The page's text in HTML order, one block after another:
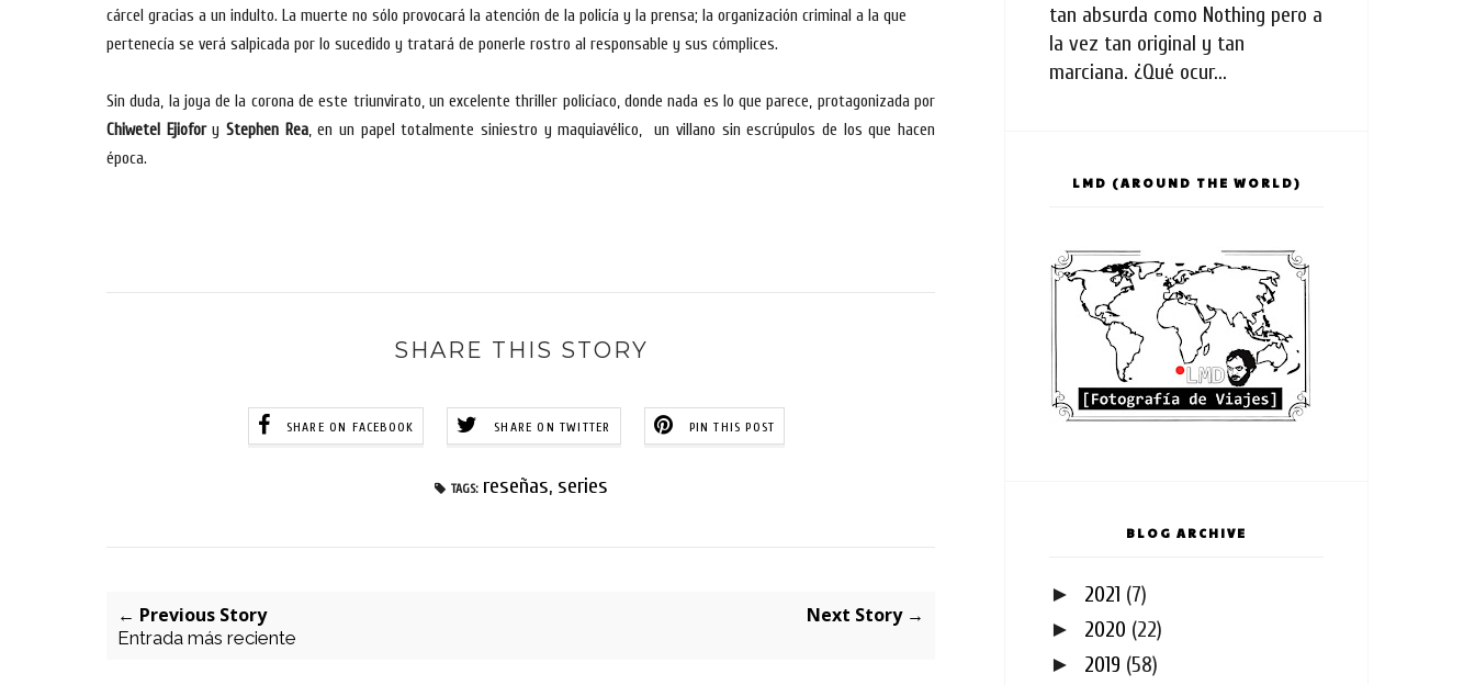
cárcel gracias a un indulto. La muerte no sólo provocará la atención de la policía y la prensa; la organización criminal a la que
pertenecía se verá salpicada por lo sucedido y tratará de ponerle rostro al responsable y sus cómplices.
Sin duda, la joya de la corona de este triunvirato, un excelente thriller policíaco, donde nada es lo que parece, protagonizada por
Chiwetel Ejiofory Stephen Rea, en un papel totalmente siniestro y maquiavélico, un villano sin escrúpulos de los que hacen
época.
SHARE THIS STORY
SHARE ON FACEBOOK SHARE ON TWITTER PIN THIS POST
TAGS: reseñas, series
← Previous Story
Entrada más reciente
Next Story →
tan absurda como Nothing pero a
la vez tan original y tan
marciana. ¿Qué ocur...
LMD (AROUND THE WORLD)
BLOG ARCHIVE
► 2021 (7)
► 2020 (22)
► 2019 (58)